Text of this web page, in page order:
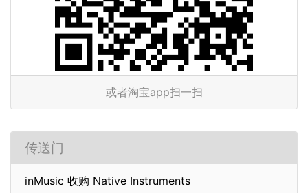
或者淘宝app扫一扫
传送门
inMusic 收购 Native Instruments